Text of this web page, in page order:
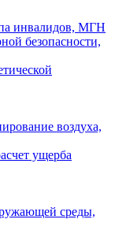
инвалидов, МГН
безопасности,
воздуха,
ущерба
среды,